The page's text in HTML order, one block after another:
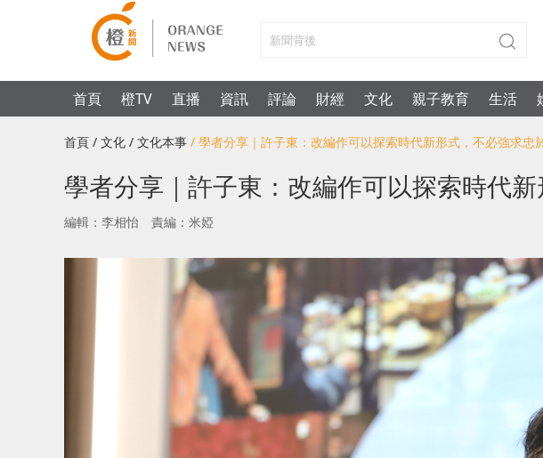
首頁 橙TV 直播 資訊 評論 財經 文化 親子教育 生活
首頁 / 文化 / 文化本事 / 學者分享｜許子東：改編作可以探索時代新形式，不必強求忠
學者分享｜許子東：改編作可以探索時代
編輯：李相怡 責編：米婭